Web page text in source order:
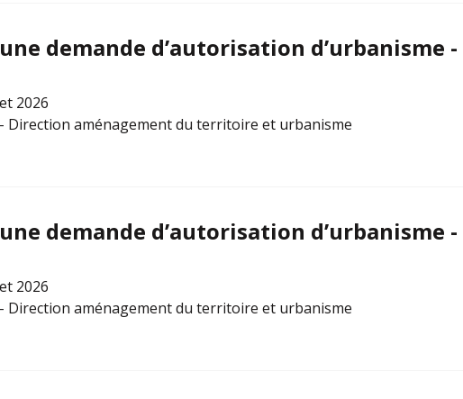
demande d’autorisation d’urbanisme -
2026
Direction aménagement du territoire et urbanisme
demande d’autorisation d’urbanisme -
2026
Direction aménagement du territoire et urbanisme